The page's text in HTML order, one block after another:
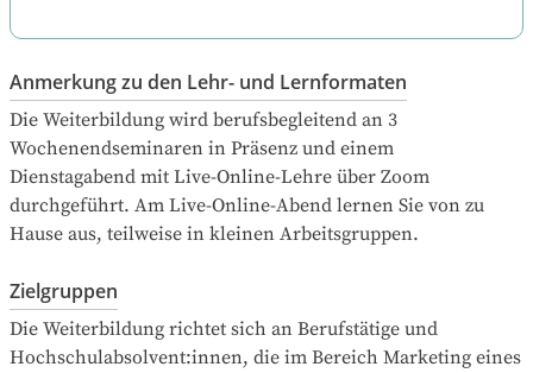
Anmerkung zu den Lehr- und Lernformaten
Die Weiterbildung wird berufsbegleitend an 3
Wochenendseminaren in Präsenz und einem
Dienstagabend mit Live-Online-Lehre über Zoom
durchgeführt. Am Live-Online-Abend lernen Sie von zu
Hause aus, teilweise in kleinen Arbeitsgruppen.
Zielgruppen
Die Weiterbildung richtet sich an Berufstätige und
Hochschulabsolvent:innen, die im Bereich Marketing eines